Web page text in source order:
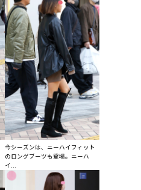
今シーズンは、ニーハイフィット
のロングブーツも登場。ニーハ
イ...